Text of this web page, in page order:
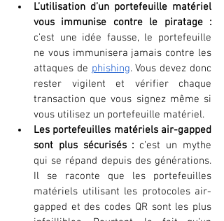
L’utilisation d’un portefeuille matériel
vous immunise contre le piratage :
c’est une idée fausse, le portefeuille
ne vous immunisera jamais contre les
attaques de phishing. Vous devez donc
rester vigilent et vérifier chaque
transaction que vous signez même si
vous utilisez un portefeuille matériel.
Les portefeuilles matériels air-gapped
sont plus sécurisés : c’est un mythe
qui se répand depuis des générations.
Il se raconte que les portefeuilles
matériels utilisant les protocoles air-
gapped et des codes QR sont les plus